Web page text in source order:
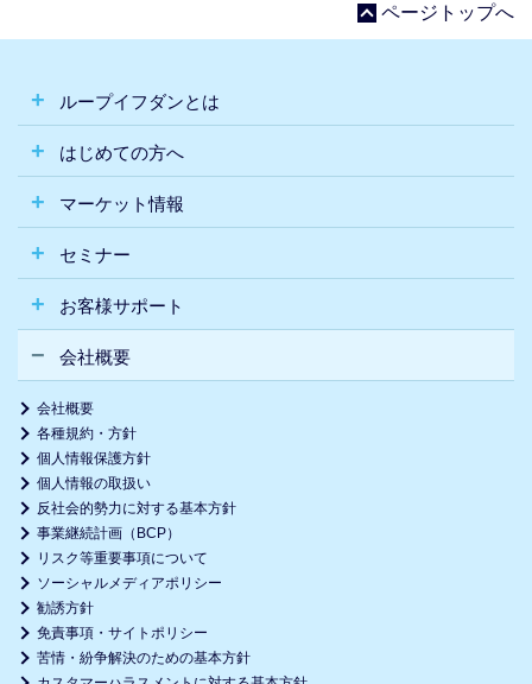
ページトップへ
ループイフダンとは
はじめての方へ
マーケット情報
セミナー
お客様サポート
会社概要
会社概要
各種規約・方針
個人情報保護方針
個人情報の取扱い
反社会的勢力に対する基本方針
事業継続計画（BCP）
リスク等重要事項について
ソーシャルメディアポリシー
勧誘方針
免責事項・サイトポリシー
苦情・紛争解決のための基本方針